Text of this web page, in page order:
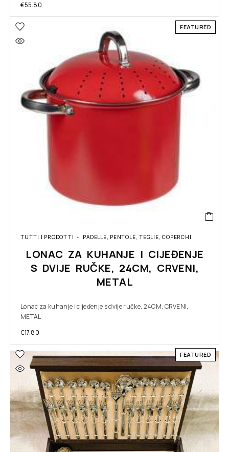
€55.80
FEATURED
TUTTI I PRODOTTI PADELLE, PENTOLE, TEGLIE, COPERCHI
LONAC ZA KUHANJE I CIJEĐENJE
S DVIJE RUČKE, 24CM, CRVENI,
METAL
Lonac za kuhanje i cijeđenje s dvije ručke, 24CM, CRVENI,
METAL
€17.80
FEATURED